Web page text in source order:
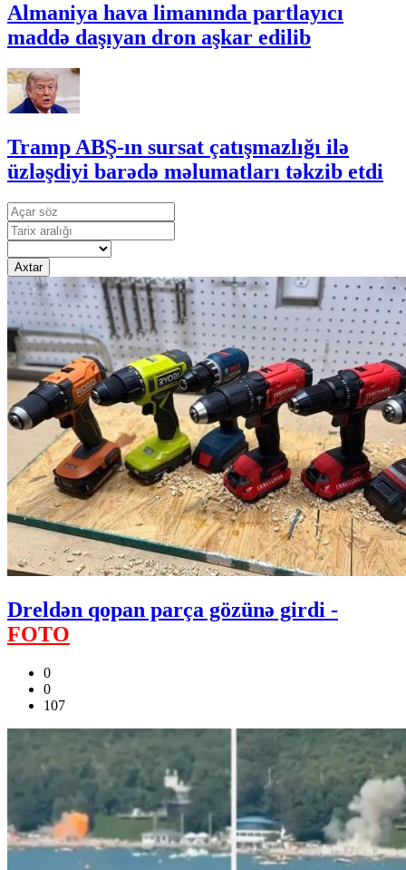
Almaniya hava limanında partlayıcı
maddə daşıyan dron aşkar edilib
Tramp ABŞ-ın sursat çatışmazlığı ilə
üzləşdiyi barədə məlumatları təkzib etdi
Axtar
Dreldən qopan parça gözünə girdi -
FOTO
0
0
107